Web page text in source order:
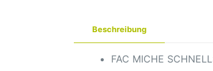
Beschreibung
FAC MICHE